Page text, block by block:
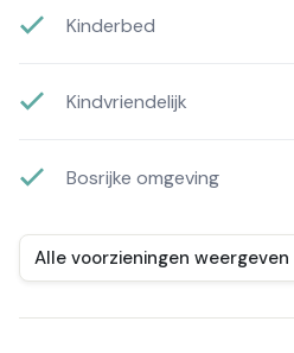
Kinderbed
Kindvriendelijk
Bosrijke omgeving
Alle voorzieningen weergeven